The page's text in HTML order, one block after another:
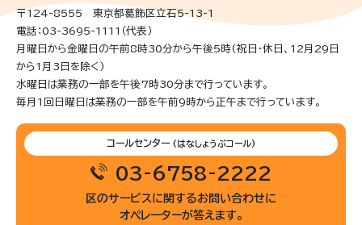
〒124-8555 東京都葛飾区立石5-13-1
電話：03-3695-1111（代表）
月曜日から金曜日の午前8時30分から午後5時(祝日・休日、12月29日
から1月3日を除く)
水曜日は業務の一部を午後7時30分まで行っています。
毎月1回日曜日は業務の一部を午前9時から正午まで行っています。
コールセンター (はなしょうぶコール)
03-6758-2222
区のサービスに関するお問い合わせに
オペレーターが答えます。